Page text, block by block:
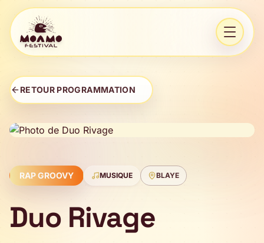
Aller au contenu
Ouvrir
RETOUR PROGRAMMATION
RAP GROOVY MUSIQUE BLAYE
Duo Rivage